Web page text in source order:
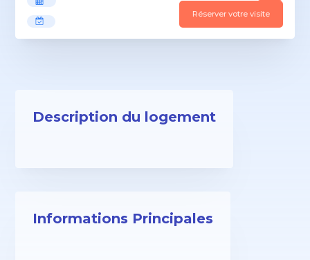
Réserver votre visite
Description du logement
Informations Principales